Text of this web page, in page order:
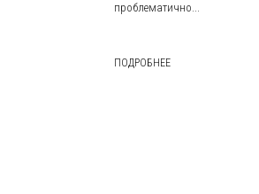
проблематично...
ПОДРОБНЕЕ